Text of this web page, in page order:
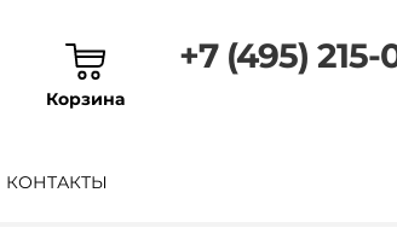
Корзина
+7 (495)
КОНТАКТЫ